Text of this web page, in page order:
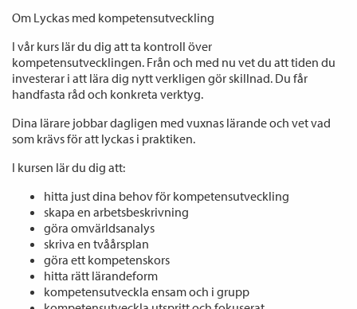
Om Lyckas med kompetensutveckling
I vår kurs lär du dig att ta kontroll över
kompetensutvecklingen. Från och med nu vet du att tiden du
investerar i att lära dig nytt verkligen gör skillnad. Du får
handfasta råd och konkreta verktyg.
Dina lärare jobbar dagligen med vuxnas lärande och vet vad
som krävs för att lyckas i praktiken.
I kursen lär du dig att:
hitta just dina behov för kompetensutveckling
skapa en arbetsbeskrivning
göra omvärldsanalys
skriva en tvåårsplan
göra ett kompetenskors
hitta rätt lärandeform
kompetensutveckla ensam och i grupp